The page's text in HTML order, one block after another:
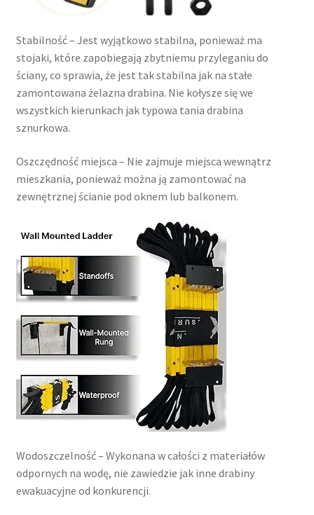
Stabilność – Jest wyjątkowo stabilna, ponieważ ma
stojaki, które zapobiegają zbytniemu przyleganiu do
ściany, co sprawia, że jest tak stabilna jak na stałe
zamontowana żelazna drabina. Nie kołysze się we
wszystkich kierunkach jak typowa tania drabina
sznurkowa.
Oszczędność miejsca – Nie zajmuje miejsca wewnątrz
mieszkania, ponieważ można ją zamontować na
zewnętrznej ścianie pod oknem lub balkonem.
Wodoszczelność – Wykonana w całości z materiałów
odpornych na wodę, nie zawiedzie jak inne drabiny
ewakuacyjne od konkurencji.